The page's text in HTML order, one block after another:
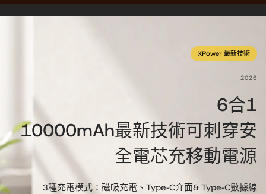
XPower 最新技術
2026
6合1
10000mAh最新技術可刺穿安
全電芯充移動電源
3種充電模式：磁吸充電、Type-C介面& Type-C數據線